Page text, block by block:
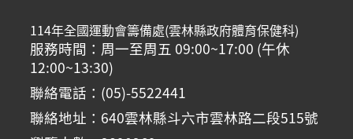
114年全國運動會籌備處(雲林縣政府體育保健科)
服務時間：周一至周五 09:00~17:00 (午休
12:00~13:30)
聯絡電話：(05)-5522441
聯絡地址：640雲林縣斗六市雲林路二段515號